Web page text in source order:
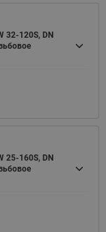
32-120S, DN
25-160S, DN